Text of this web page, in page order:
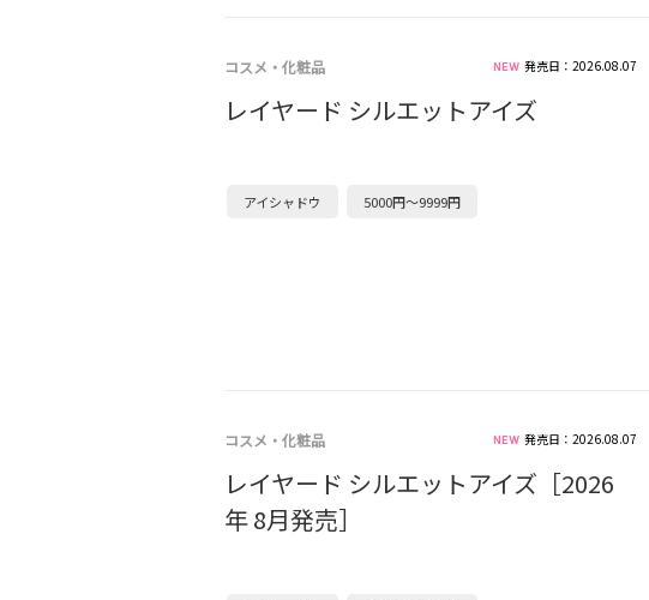
コスメ・化粧品 発売日：2026.08.07
レイヤード シルエットアイズ
アイシャドウ 5000円～9999円
コスメ・化粧品 発売日：2026.08.07
レイヤード シルエットアイズ［2026
年 8月発売］